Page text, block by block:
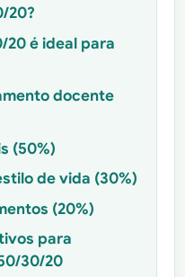
20?
20 é ideal para
docente
(50%)
de vida (30%)
(20%)
para
30/20